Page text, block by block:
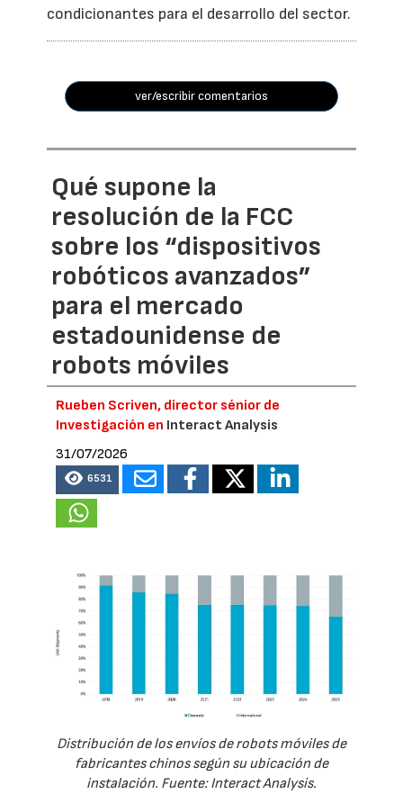
condicionantes para el desarrollo del sector.
ver/escribir comentarios
Qué supone la
resolución de la FCC
sobre los “dispositivos
robóticos avanzados”
para el mercado
estadounidense de
robots móviles
Rueben Scriven, director sénior de
Investigación en Interact Analysis
31/07/2026
6531
Distribución de los envíos de robots móviles de
fabricantes chinos según su ubicación de
instalación. Fuente: Interact Analysis.